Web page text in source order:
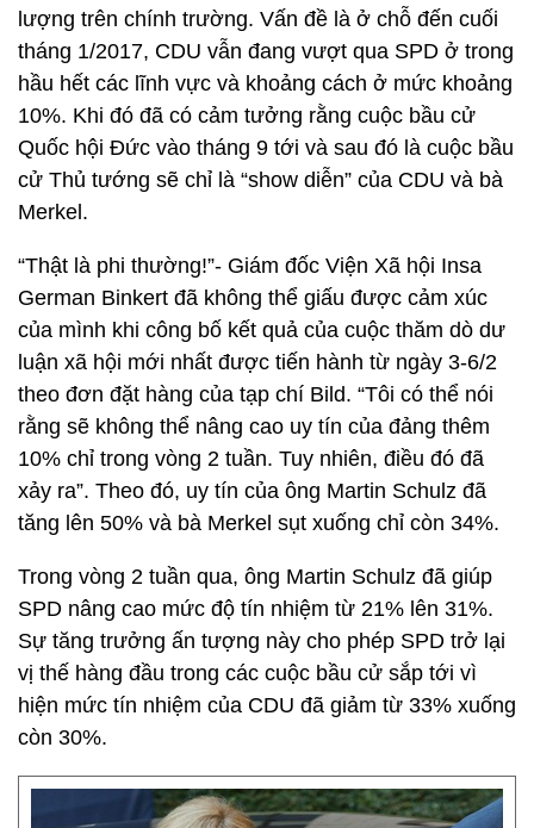
lượng trên chính trường. Vấn đề là ở chỗ đến cuối
tháng 1/2017, CDU vẫn đang vượt qua SPD ở trong
hầu hết các lĩnh vực và khoảng cách ở mức khoảng
10%. Khi đó đã có cảm tưởng rằng cuộc bầu cử
Quốc hội Đức vào tháng 9 tới và sau đó là cuộc bầu
cử Thủ tướng sẽ chỉ là “show diễn” của CDU và bà
Merkel.
“Thật là phi thường!”- Giám đốc Viện Xã hội Insa
German Binkert đã không thể giấu được cảm xúc
của mình khi công bố kết quả của cuộc thăm dò dư
luận xã hội mới nhất được tiến hành từ ngày 3-6/2
theo đơn đặt hàng của tạp chí Bild. “Tôi có thể nói
rằng sẽ không thể nâng cao uy tín của đảng thêm
10% chỉ trong vòng 2 tuần. Tuy nhiên, điều đó đã
xảy ra”. Theo đó, uy tín của ông Martin Schulz đã
tăng lên 50% và bà Merkel sụt xuống chỉ còn 34%.
Trong vòng 2 tuần qua, ông Martin Schulz đã giúp
SPD nâng cao mức độ tín nhiệm từ 21% lên 31%.
Sự tăng trưởng ấn tượng này cho phép SPD trở lại
vị thế hàng đầu trong các cuộc bầu cử sắp tới vì
hiện mức tín nhiệm của CDU đã giảm từ 33% xuống
còn 30%.